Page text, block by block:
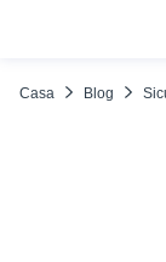
Casa Blog
Che cos'è